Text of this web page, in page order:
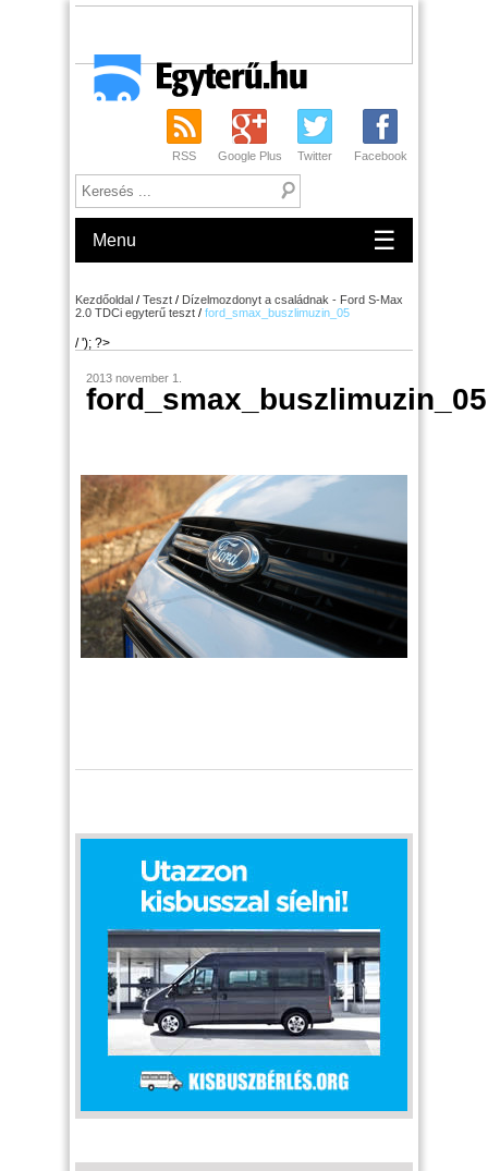
RSS Google Plus Twitter Facebook
Menu ☰
Kezdőoldal / Teszt / Dízelmozdonyt a családnak - Ford S-Max
2.0 TDCi egyterű teszt / ford_smax_buszlimuzin_05
/ '); ?>
2013 november 1.
ford_smax_buszlimuzin_05